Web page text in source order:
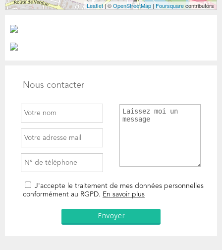
Leaflet| ©OpenStreetMap | Foursquarecontributors
Nous contacter
J'accepte le traitement de mes données personnelles
conformément au RGPD. En savoir plus